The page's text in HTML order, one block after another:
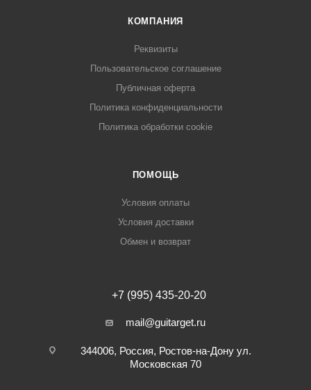
КОМПАНИЯ
Реквизиты
Пользовательское соглашение
Публичная оферта
Политика конфиденциальности
Политика обработки cookie
ПОМОЩЬ
Условия оплаты
Условия доставки
Обмен и возврат
+7 (995) 435-20-20
mail@guitarget.ru
344006, Россия, Ростов-на-Дону ул.
Московская 70